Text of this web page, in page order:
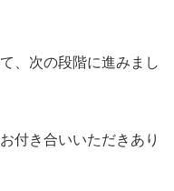
、次の段階に進みまし
付き合いいただきあり